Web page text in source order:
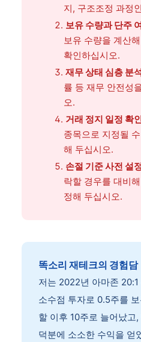
지, 구조조정 과정
보유 수량과 단주
보유 수량을 계산
확인하십시오.
재무 상태 심층 분
률 등 재무 안전성
오.
거래 정지 일정 확
종목으로 지정될
해 두십시오.
손절 기준 사전 설
락할 경우를 대비
정해 두십시오.
똑소리 재테크의 경험담
저는 2022년 아마존
소수점 투자로 0.5주를
할 이후 10주로 늘어났고
덕분에 소소한 수익을 얻